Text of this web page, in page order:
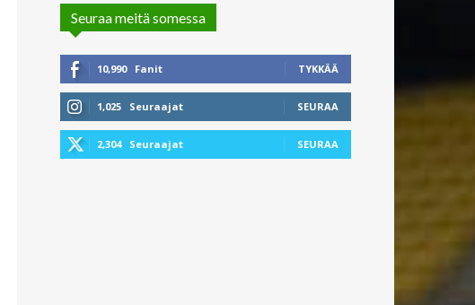
Seuraa meitä somessa
10,990 Fanit TYKKÄÄ
1,025 Seuraajat SEURAA
2,304 Seuraajat SEURAA